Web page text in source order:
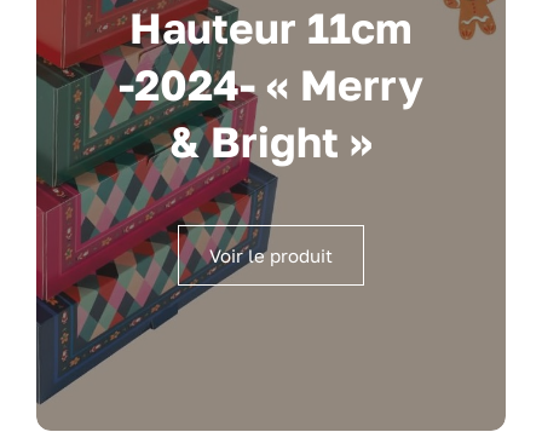
Hauteur 11cm
-2024- « Merry
& Bright »
Voir le produit